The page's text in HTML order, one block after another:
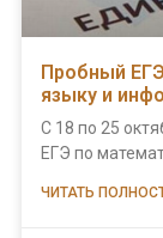
Пробный
языку и
С 18 по 25
ЕГЭ по
ЧИТАТЬ